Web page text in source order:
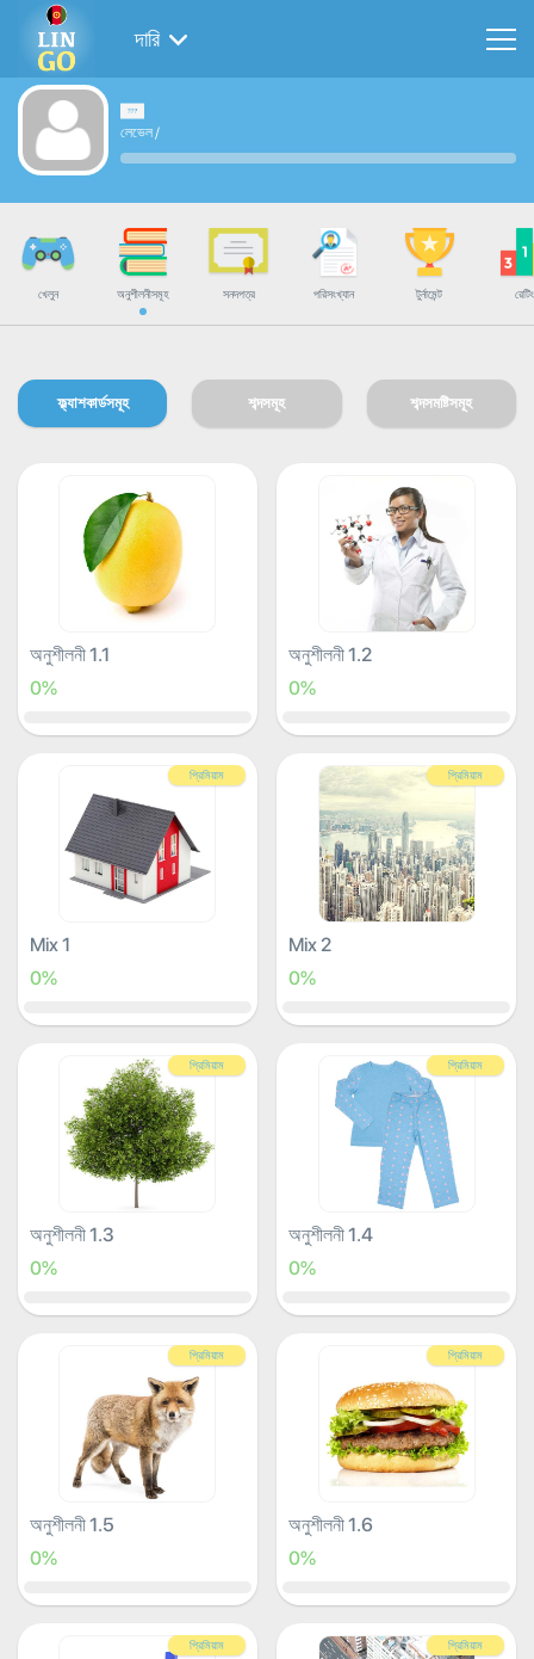
দারি
লেভেল/
খেলুন অনুশীলনীসমূহ সনদপত্র পরিসংখ্যান টুর্নামেন্ট রেটিং
ফ্ল্যাশকার্ডসমূহ শব্দসমূহ শব্দসমষ্টিসমূহ
অনুশীলনী 1.1
0%
অনুশীলনী 1.2
0%
প্রিমিয়াম
Mix 1
0%
প্রিমিয়াম
Mix 2
0%
প্রিমিয়াম
অনুশীলনী 1.3
0%
প্রিমিয়াম
অনুশীলনী 1.4
0%
প্রিমিয়াম
অনুশীলনী 1.5
0%
প্রিমিয়াম
অনুশীলনী 1.6
0%
প্রিমিয়াম প্রিমিয়াম